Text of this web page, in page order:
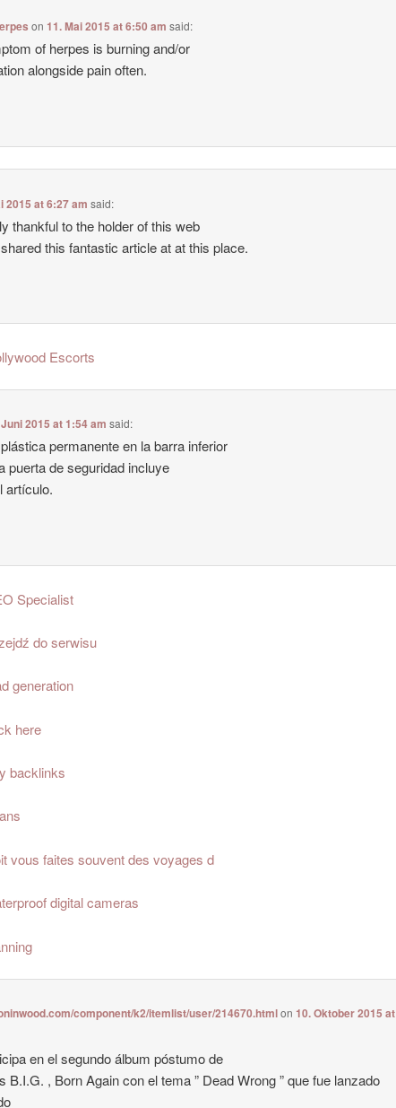
on11. Mai 2015 at 6:50 am said:
of herpes is burning and/or
alongside pain often.
2015 at 6:27 am said:
thankful to the holder of this web
this fantastic article at at this place.
Escorts
2015 at 1:54 am said:
permanente en la barra inferior
puerta de seguridad incluye
artículo.
Specialist
do serwisu
generation
here
backlinks
vous faites souvent des voyages d
digital cameras
component/k2/itemlist/user/214670.htmlon10. Oktober 2015 at
en el segundo álbum póstumo de
B.I.G. , Born Again con el tema ” Dead Wrong ” que fue lanzado